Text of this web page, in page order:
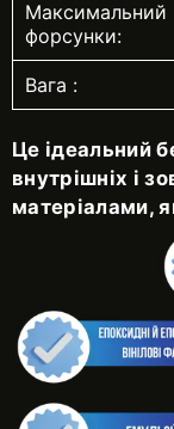
Максимальний
форсунки:
Вага :
Це ідеальний
внутрішніх і
матеріалами,